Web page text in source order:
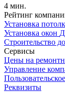
4 мин.
Рейтинг
Установка
Установка окон
Строительство
Сервисы
Цены на
Управление
Реквизиты